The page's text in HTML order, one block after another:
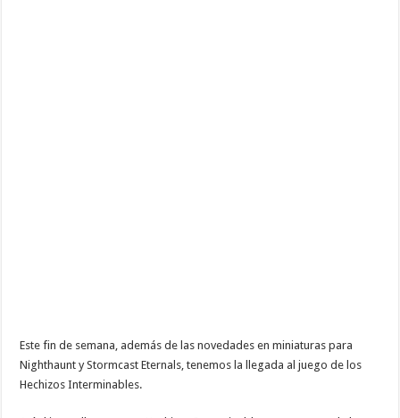
Este fin de semana, además de las novedades en miniaturas para
Nighthaunt y Stormcast Eternals, tenemos la llegada al juego de los
Hechizos Interminables.